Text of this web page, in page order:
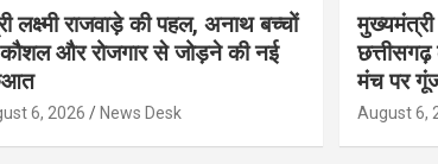
लक्ष्मी राजवाड़े की पहल, अनाथ बच्चों
और रोजगार से जोड़ने की नई
6, 2026 News Desk
छत्तीसगढ़
मंच पर
August 6,